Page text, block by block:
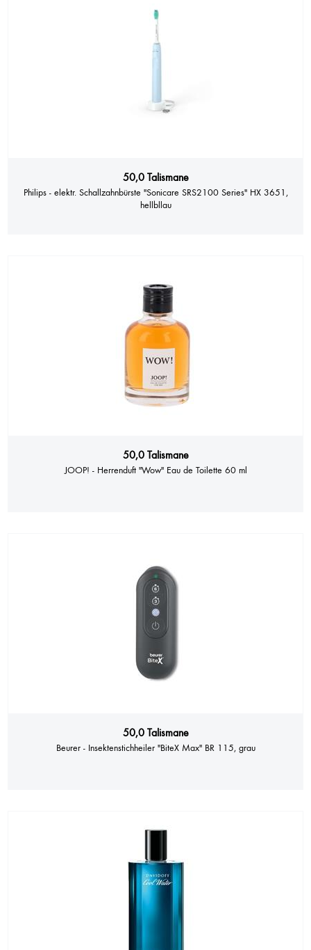
50,0 Talismane
Philips - elektr. Schallzahnbürste "Sonicare SRS2100 Series" HX 3651,
hellbllau
50,0 Talismane
JOOP! - Herrenduft "Wow" Eau de Toilette 60 ml
50,0 Talismane
Beurer - Insektenstichheiler "BiteX Max" BR 115, grau